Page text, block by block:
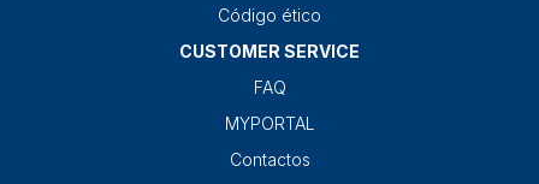
Código ético
CUSTOMER SERVICE
FAQ
MYPORTAL
Contactos